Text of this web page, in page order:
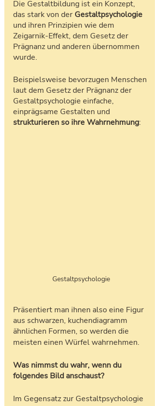
Die Gestaltbildung ist ein Konzept,
das stark von der Gestaltpsychologie
und ihren Prinzipien wie dem
Zeigarnik-Effekt, dem Gesetz der
Prägnanz und anderen übernommen
wurde.
Beispielsweise bevorzugen Menschen
laut dem Gesetz der Prägnanz der
Gestaltpsychologie einfache,
einprägsame Gestalten und
strukturieren so ihre Wahrnehmung:
Gestaltpsychologie
Präsentiert man ihnen also eine Figur
aus schwarzen, kuchendiagramm
ähnlichen Formen, so werden die
meisten einen Würfel wahrnehmen.
Was nimmst du wahr, wenn du
folgendes Bild anschaust?
Im Gegensatz zur Gestaltpsychologie